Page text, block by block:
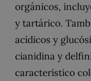
orgánicos,
y tartárico.
acídicos y
cianidina y
característico